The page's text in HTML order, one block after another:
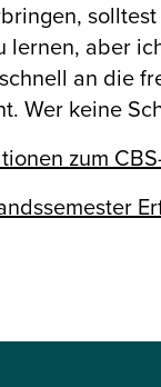
lernen, aber
an die
Wer keine
zum